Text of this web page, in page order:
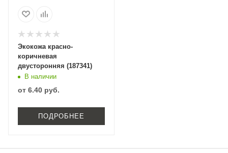
Экокожа красно-
коричневая
двусторонняя (187341)
В наличии
от 6.40 руб.
ПОДРОБНЕЕ